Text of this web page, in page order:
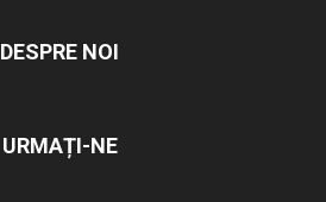
DESPRE NOI
URMAȚI-NE